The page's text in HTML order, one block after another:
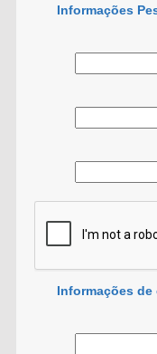
Informações
Informações